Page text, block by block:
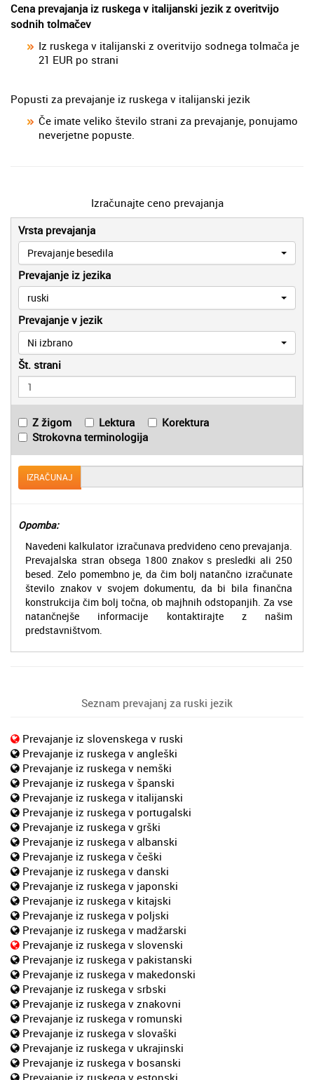
Cena prevajanja iz ruskega v italijanski jezik z overitvijo
sodnih tolmačev
Iz ruskega v italijanski z overitvijo sodnega tolmača je
21 EUR po strani
Popusti za prevajanje iz ruskega v italijanski jezik
Če imate veliko število strani za prevajanje, ponujamo
neverjetne popuste.
Izračunajte ceno prevajanja
Vrsta prevajanja
Prevajanje besedila
Prevajanje iz jezika
ruski
Prevajanje v jezik
Ni izbrano
Št. strani
Z žigom Lektura
Korektura
Strokovna terminologija
IZRAČUNAJ
Opomba:
Navedeni kalkulator izračunava predvideno ceno prevajanja.
Prevajalska stran obsega 1800 znakov s presledki ali 250
besed. Zelo pomembno je, da čim bolj natančno izračunate
število znakov v svojem dokumentu, da bi bila finančna
konstrukcija čim bolj točna, ob majhnih odstopanjih. Za vse
natančnejše informacije kontaktirajte z našim
predstavništvom.
Seznam prevajanj za ruski jezik
Prevajanje iz slovenskega v ruski
Prevajanje iz ruskega v angleški
Prevajanje iz ruskega v nemški
Prevajanje iz ruskega v španski
Prevajanje iz ruskega v italijanski
Prevajanje iz ruskega v portugalski
Prevajanje iz ruskega v grški
Prevajanje iz ruskega v albanski
Prevajanje iz ruskega v češki
Prevajanje iz ruskega v danski
Prevajanje iz ruskega v japonski
Prevajanje iz ruskega v kitajski
Prevajanje iz ruskega v poljski
Prevajanje iz ruskega v madžarski
Prevajanje iz ruskega v slovenski
Prevajanje iz ruskega v pakistanski
Prevajanje iz ruskega v makedonski
Prevajanje iz ruskega v srbski
Prevajanje iz ruskega v znakovni
Prevajanje iz ruskega v romunski
Prevajanje iz ruskega v slovaški
Prevajanje iz ruskega v ukrajinski
Prevajanje iz ruskega v bosanski
Prevajanje iz ruskega v estonski